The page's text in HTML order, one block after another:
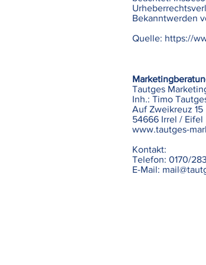
Bekanntwerden
Quelle: https://
Tautges
Inh.: Timo
Auf Zweikreuz 15
54666 Irrel / Eifel
www.tautges-
Kontakt:
Telefon: 0170/
E-Mail: